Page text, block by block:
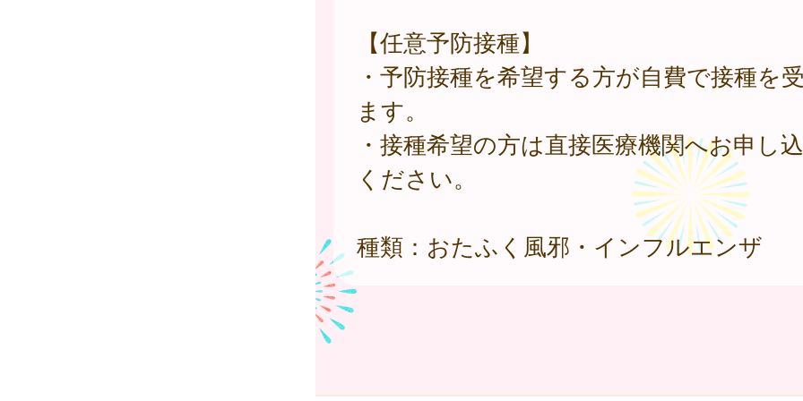
【任意予防接種】
・予防接種を希望する方が自費で接種を
ます。
・接種希望の方は直接医療機関へお申し
ください。
種類：おたふく風邪・インフルエンザ